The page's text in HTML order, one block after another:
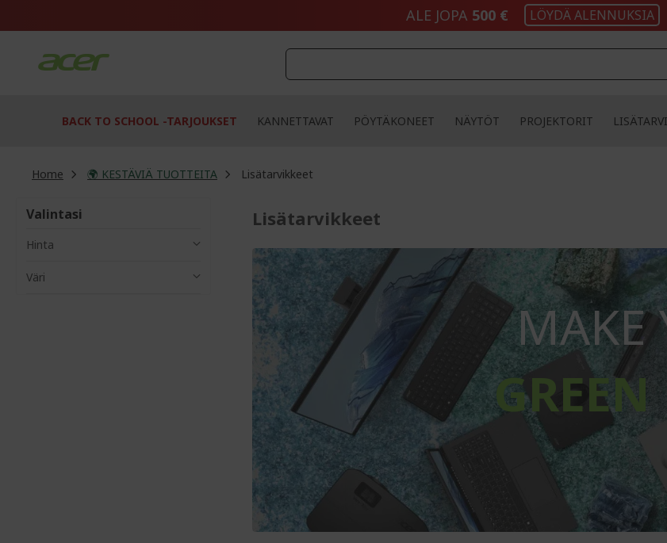
ALE JOPA 500 € LÖYDÄ ALENNUKSIA
BACK TO SCHOOL -TARJOUKSET KANNETTAVAT PÖYTÄKONEET NÄYTÖT PROJEKTORIT
Home 🌍 KESTÄVIÄ TUOTTEITA Lisätarvikkeet
Lisätarvikkeet
MAKE
GREEN
Valintasi
Hinta
Väri